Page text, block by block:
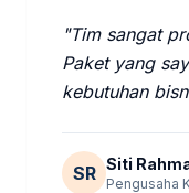
"Tim sangat
Paket yang
kebutuhan
SR Siti
Pengusaha